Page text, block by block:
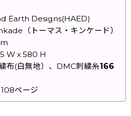
Earth Designs(HAED)
（トーマス・キンケード）
W x 580 H
布(白無地）、DMC刺繍糸166
ページ